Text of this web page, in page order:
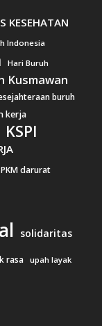
KESEHATAN
Indonesia
Hari Buruh
Kusmawan
buruh
kerja
KSPI
darurat
solidaritas
rasa upah layak